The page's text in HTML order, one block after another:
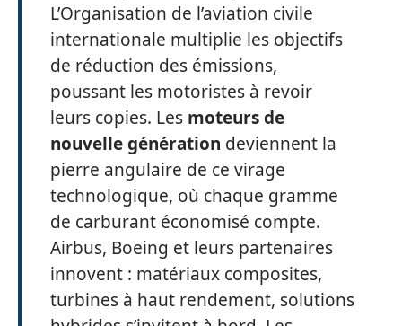
L’Organisation de l’aviation civile
internationale multiplie les objectifs
de réduction des émissions,
poussant les motoristes à revoir
leurs copies. Les moteurs de
nouvelle génération deviennent la
pierre angulaire de ce virage
technologique, où chaque gramme
de carburant économisé compte.
Airbus, Boeing et leurs partenaires
innovent : matériaux composites,
turbines à haut rendement, solutions